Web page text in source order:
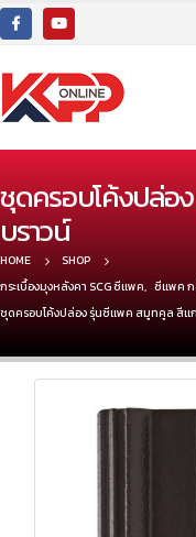
ชุดครอบโค้งปล่อ
บราวน์
HOME
SHOP
กระเบื้องมุงหลังคา SCG ซีแพค, ซีแพค
ชุดครอบโค้งปล่อง รุ่นซีแพค สมูทคูล สีแ